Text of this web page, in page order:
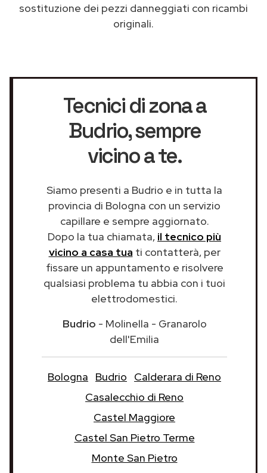
sostituzione dei pezzi danneggiati con ricambi
originali.
Tecnici di zona a
Budrio, sempre
vicino a te.
Siamo presenti a Budrio e in tutta la
provincia di Bologna con un servizio
capillare e sempre aggiornato.
Dopo la tua chiamata, il tecnico più
vicino a casa tua ti contatterà, per
fissare un appuntamento e risolvere
qualsiasi problema tu abbia con i tuoi
elettrodomestici.
Budrio - Molinella - Granarolo
dell'Emilia
Bologna Budrio
Calderara di Reno
Casalecchio di Reno
Castel Maggiore
Castel San Pietro Terme
Monte San Pietro